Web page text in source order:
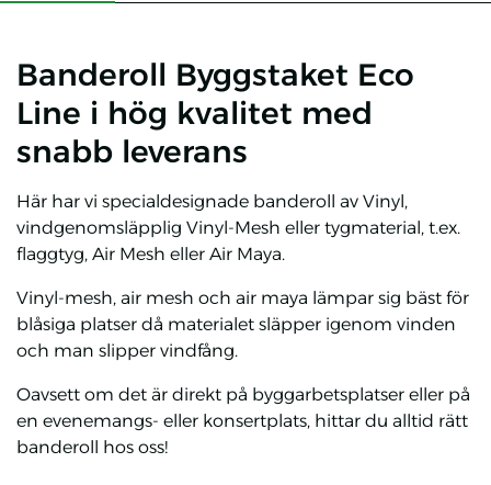
Banderoll Byggstaket Eco
Line i hög kvalitet med
snabb leverans
Här har vi specialdesignade banderoll av Vinyl,
vindgenomsläpplig Vinyl-Mesh eller tygmaterial, t.ex.
flaggtyg, Air Mesh eller Air Maya.
Vinyl-mesh, air mesh och air maya lämpar sig bäst för
blåsiga platser då materialet släpper igenom vinden
och man slipper vindfång.
Oavsett om det är direkt på byggarbetsplatser eller på
en evenemangs- eller konsertplats, hittar du alltid rätt
banderoll hos oss!